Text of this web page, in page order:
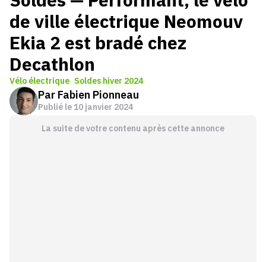
de ville électrique Neomouv
Ekia 2 est bradé chez
Decathlon
Vélo électrique Soldes hiver 2024
Par Fabien Pionneau
Publié le10 janvier 2024
La suite de votre contenu après cette annonce